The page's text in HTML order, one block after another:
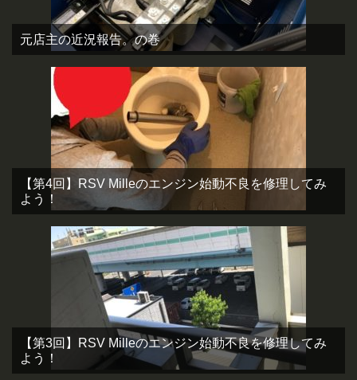
元店主の近況報告。の巻
【第4回】RSV Milleのエンジン始動不良を修理してみ
よう！
【第3回】RSV Milleのエンジン始動不良を修理してみ
よう！